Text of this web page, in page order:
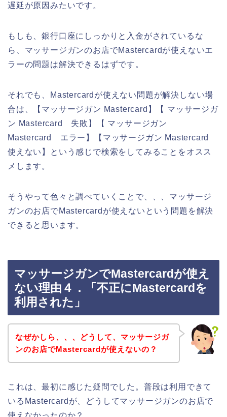
遅延が原因みたいです。
もしも、銀行口座にしっかりと入金がされているな
ら、マッサージガンのお店でMastercardが使えないエ
ラーの問題は解決できるはずです。
それでも、Mastercardが使えない問題が解決しない場
合は、【マッサージガン Mastercard】【 マッサージガ
ン Mastercard 失敗】【 マッサージガン
Mastercard エラー】【マッサージガン Mastercard
使えない】という感じで検索をしてみることをオスス
メします。
そうやって色々と調べていくことで、、、マッサージ
ガンのお店でMastercardが使えないという問題を解決
できると思います。
マッサージガンでMastercardが使え
ない理由４．「不正にMastercardを
利用された」
なぜかしら、、、どうして、マッサージガ
ンのお店でMastercardが使えないの？
これは、最初に感じた疑問でした。普段は利用できて
いるMastercardが、どうしてマッサージガンのお店で
使えなかったのか？